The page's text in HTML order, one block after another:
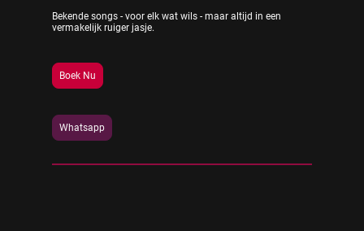
Bekende songs - voor elk wat wils - maar altijd in een
vermakelijk ruiger jasje.
Boek Nu
Whatsapp